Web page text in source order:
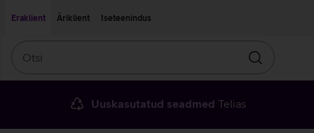
Eraklient
Äriklient Iseteenindus
Otsin
Uuskasutatud seadmed Telias